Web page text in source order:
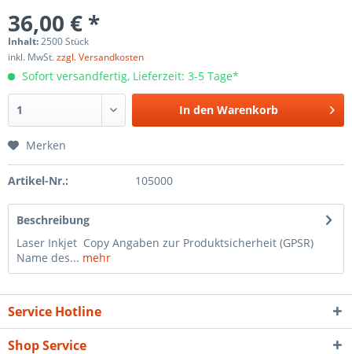
36,00 € *
Inhalt:2500 Stück
inkl. MwSt.zzgl. Versandkosten
Sofort versandfertig, Lieferzeit: 3-5 Tage*
In den Warenkorb
Merken
Artikel-Nr.: 105000
Beschreibung
Laser Inkjet Copy Angaben zur Produktsicherheit (GPSR)
Name des... mehr
Service Hotline
Shop Service